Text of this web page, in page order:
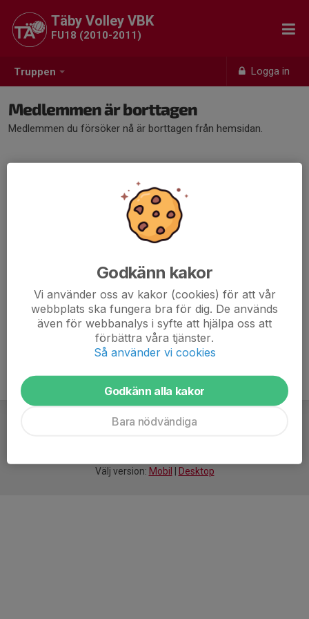
Truppen Logga in
Täby Volley VBK
FU18 (2010-2011)
Medlemmen är borttagen
Medlemmen du försöker nå är borttagen från hemsidan.
Välj version: Mobil Desktop
Godkänn kakor
Vi använder oss av kakor (cookies) för att vår
webbplats ska fungera bra för dig. De används
även för webbanalys i syfte att hjälpa oss att
förbättra våra tjänster.
Så använder vi cookies
Godkänn alla kakor
Bara nödvändiga